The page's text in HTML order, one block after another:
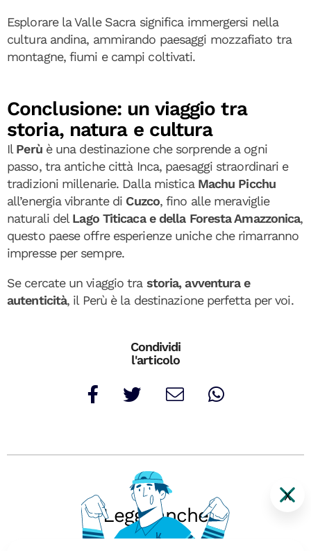
Esplorare la Valle Sacra significa immergersi nella
cultura andina, ammirando paesaggi mozzafiato tra
montagne, fiumi e campi coltivati.
Conclusione: un viaggio tra
storia, natura e cultura
Il Perùè una destinazione che sorprende a ogni
passo, tra antiche città Inca, paesaggi straordinari e
tradizioni millenarie. Dalla mistica Machu Picchu
all’energia vibrante di Cuzco, fino alle meraviglie
naturali del Lago Titicaca e della Foresta Amazzonica,
questo paese offre esperienze uniche che rimarranno
impresse per sempre.
Se cercate un viaggio tra storia, avventura e
autenticità, il Perù è la destinazione perfetta per voi.
Condividi
l'articolo
Leggi anche
X